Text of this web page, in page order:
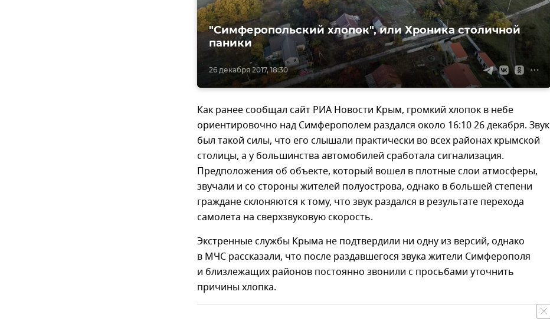
26 декабря 2017, 18:30
"Симферопольский хлопок", или Хроника столичной
паники
Как ранее сообщал сайт РИА Новости Крым, громкий хлопок в небе
ориентировочно над Симферополем раздался около 16:10 26 декабря. Звук
был такой силы, что его слышали практически во всех районах крымской
столицы, а у большинства автомобилей сработала сигнализация.
Предположения об объекте, который вошел в плотные слои атмосферы,
звучали и со стороны жителей полуострова, однако в большей степени
граждане склоняются к тому, что звук раздался в результате перехода
самолета на сверхзвуковую скорость.
Экстренные службы Крыма не подтвердили ни одну из версий, однако
в МЧС рассказали, что после раздавшегося звука жители Симферополя
и близлежащих районов постоянно звонили с просьбами уточнить
причины хлопка.